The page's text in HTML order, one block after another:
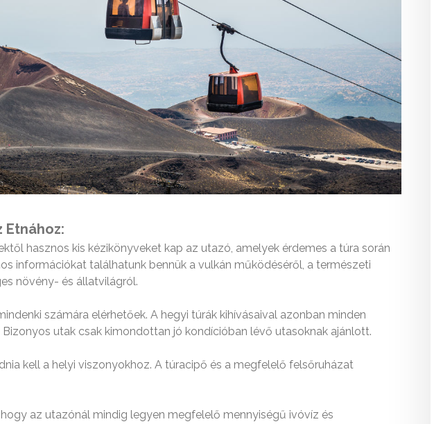
Etnához:
hasznos kis kézikönyveket kap az utazó, amelyek érdemes a túra során
információkat találhatunk bennük a vulkán működéséről, a természeti
növény-­ és állatvilágról.
számára elérhetőek. A hegyi túrák kihívásaival azonban minden
utak csak kimondottan jó kondícióban lévő utasoknak ajánlott.
kell a helyi viszonyokhoz. A túracipő és a megfelelő felsőruházat
az utazónál mindig legyen megfelelő mennyiségű ivóvíz és